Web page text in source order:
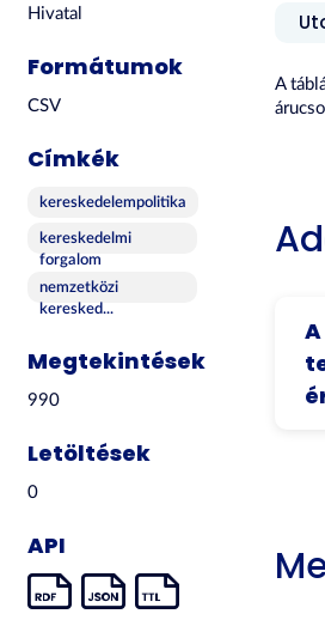
Hivatal
Formátumok
CSV
Címkék
kereskedelempolitika
kereskedelmi
forgalom
nemzetközi
keresked...
Megtekintések
990
Letöltések
0
API
A